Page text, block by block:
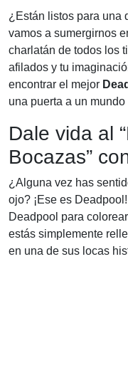
¿Están listos para una
vamos a sumergirnos
charlatán de todos los
afilados y tu
encontrar el mejor
una puerta a un
Dale vida al
Bocazas”
¿Alguna vez has
ojo? ¡Ese es
Deadpool para
estás simplemente
en una de sus locas